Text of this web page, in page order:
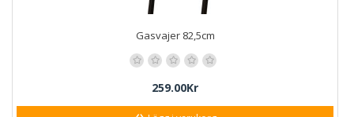
Gasvajer 82,5cm
259.00Kr